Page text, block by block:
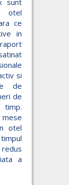
sunt
otel
ce
in
si
de
de
mese
otel
a